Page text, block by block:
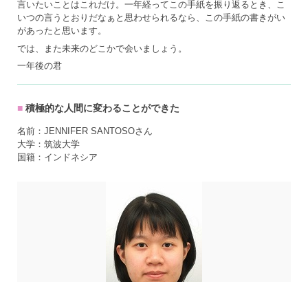
言いたいことはこれだけ。一年経ってこの手紙を振り返るとき、こ
いつの言うとおりだなぁと思わせられるなら、この手紙の書きがい
があったと思います。
では、また未来のどこかで会いましょう。
一年後の君
積極的な人間に変わることができた
名前：JENNIFER SANTOSOさん
大学：筑波大学
国籍：インドネシア